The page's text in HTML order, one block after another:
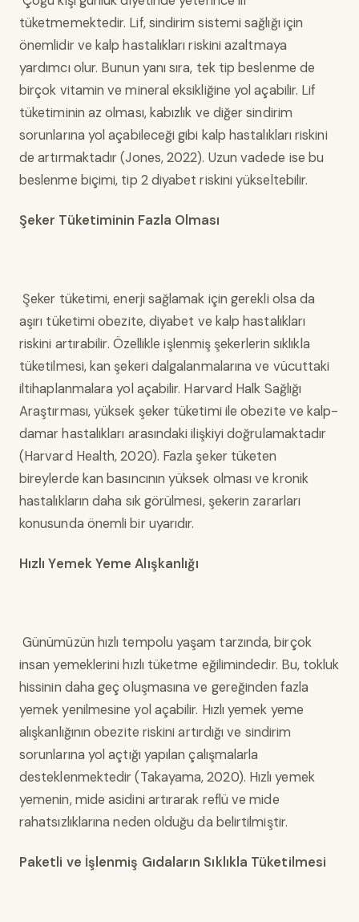
tüketmemektedir. Lif, sindirim sistemi sağlığı için
önemlidir ve kalp hastalıkları riskini azaltmaya
yardımcı olur. Bunun yanı sıra, tek tip beslenme de
birçok vitamin ve mineral eksikliğine yol açabilir. Lif
tüketiminin az olması, kabızlık ve diğer sindirim
sorunlarına yol açabileceği gibi kalp hastalıkları riskini
de artırmaktadır (Jones, 2022). Uzun vadede ise bu
beslenme biçimi, tip 2 diyabet riskini yükseltebilir.
Şeker Tüketiminin Fazla Olması
Şeker tüketimi, enerji sağlamak için gerekli olsa da
aşırı tüketimi obezite, diyabet ve kalp hastalıkları
riskini artırabilir. Özellikle işlenmiş şekerlerin sıklıkla
tüketilmesi, kan şekeri dalgalanmalarına ve vücuttaki
iltihaplanmalara yol açabilir. Harvard Halk Sağlığı
Araştırması, yüksek şeker tüketimi ile obezite ve kalp-
damar hastalıkları arasındaki ilişkiyi doğrulamaktadır
(Harvard Health, 2020). Fazla şeker tüketen
bireylerde kan basıncının yüksek olması ve kronik
hastalıkların daha sık görülmesi, şekerin zararları
konusunda önemli bir uyarıdır.
Hızlı Yemek Yeme Alışkanlığı
Günümüzün hızlı tempolu yaşam tarzında, birçok
insan yemeklerini hızlı tüketme eğilimindedir. Bu, tokluk
hissinin daha geç oluşmasına ve gereğinden fazla
yemek yenilmesine yol açabilir. Hızlı yemek yeme
alışkanlığının obezite riskini artırdığı ve sindirim
sorunlarına yol açtığı yapılan çalışmalarla
desteklenmektedir (Takayama, 2020). Hızlı yemek
yemenin, mide asidini artırarak reflü ve mide
rahatsızlıklarına neden olduğu da belirtilmiştir.
Paketli ve İşlenmiş Gıdaların Sıklıkla Tüketilmesi